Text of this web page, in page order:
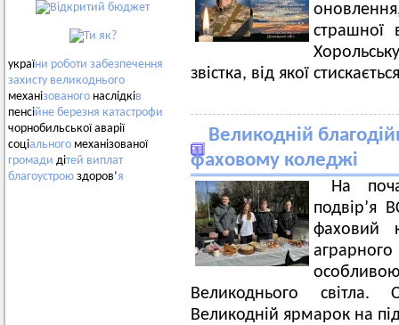
україни роботи забезпечення
захисту великоднього
механізованого наслідків
пенсійне березня катастрофи
чорнобильської аварії
соціального механізованої
громади дітей виплат
благоустрою здоров’я
страшної
звістка, від якої
Великодній
фаховому коледжі
На
подвір’я
фаховий
Великоднього світла.
Великодній ярмарок на